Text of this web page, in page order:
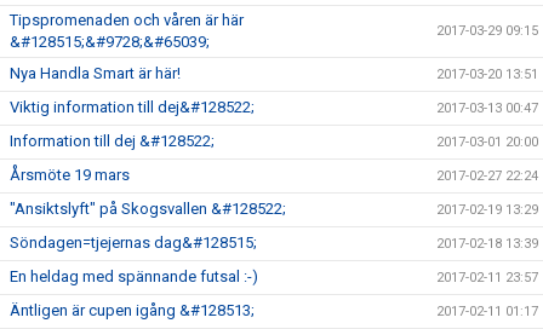
Tipspromenaden och våren är här
&#128515;&#9728;&#65039;
2017-03-29 09:15
Nya Handla Smart är här! 2017-03-20 13:51
Viktig information till dej&#128522; 2017-03-13 00:47
Information till dej &#128522; 2017-03-01 20:00
Årsmöte 19 mars 2017-02-27 22:24
"Ansiktslyft" på Skogsvallen &#128522; 2017-02-19 13:29
Söndagen=tjejernas dag&#128515; 2017-02-18 13:39
En heldag med spännande futsal :-) 2017-02-11 23:57
Äntligen är cupen igång &#128513; 2017-02-11 01:17